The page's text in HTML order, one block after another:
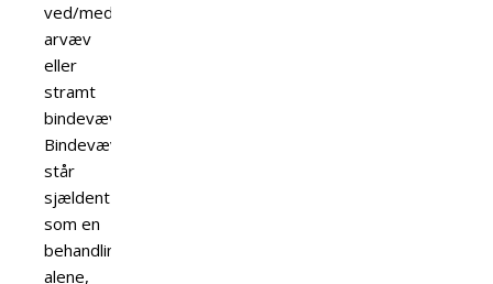
ved/med
arvæv
eller
stramt
bindevæv.
Bindevævsteknik
står
sjældent
som en
behandling
alene,